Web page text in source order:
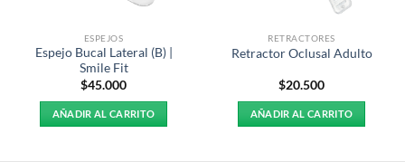
ESPEJOS
Espejo Bucal Lateral (B) |
Smile Fit
$45.000
AÑADIR AL CARRITO
RETRACTORES
Retractor Oclusal Adulto
$20.500
AÑADIR AL CARRITO